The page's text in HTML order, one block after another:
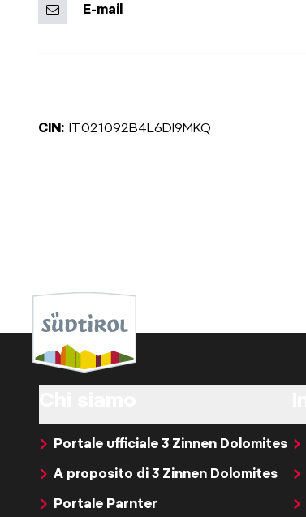
E-mail
CIN: IT021092B4L6DI9MKQ
Portale ufficiale 3 Zinnen Dolomites
A proposito di 3 Zinnen Dolomites
Portale Parnter